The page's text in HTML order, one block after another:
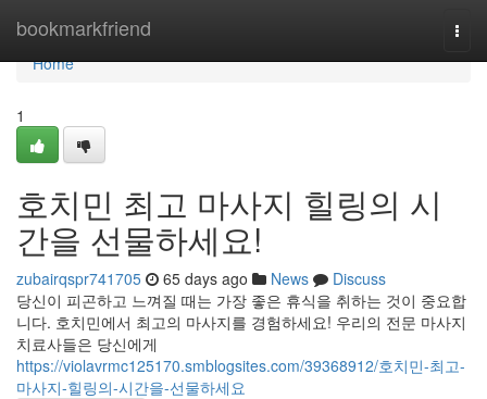
bookmarkfriend
Home
Home
1
호치민 최고 마사지 힐링의 시
간을 선물하세요!
zubairqspr741705 65 days ago News
Discuss
당신이 피곤하고 느껴질 때는 가장 좋은 휴식을 취하는 것이 중요합
니다. 호치민에서 최고의 마사지를 경험하세요! 우리의 전문 마사지
치료사들은 당신에게
https://violavrmc125170.smblogsites.com/39368912/호치민-최고-
마사지-힐링의-시간을-선물하세요